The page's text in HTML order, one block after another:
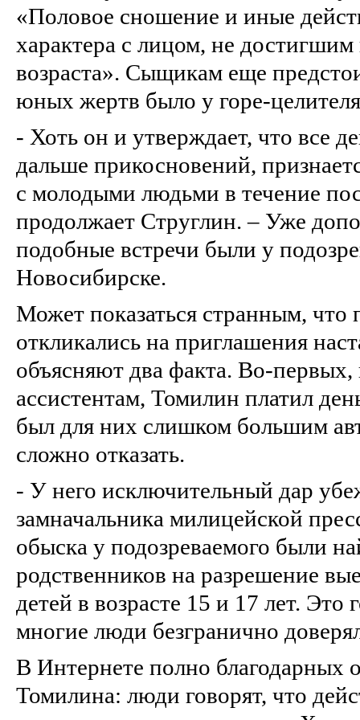
«Половое сношение и иные
характера с лицом, не достигшим
возраста». Сыщикам еще
юных жертв было у горе-
- Хоть он и утверждает, что все
дальше прикосновений,
с молодыми людьми в течение
продолжает Струглин. – Уже
подобные встречи были у
Новосибирске.
Может показаться странным, что
откликались на приглашения
объясняют два факта. Во-
ассистентам, Томилин платил
был для них слишком большим
сложно отказать.
- У него исключительный дар
замначальника милицейской
обыска у подозреваемого были
родственников на разрешение
детей в возрасте 15 и 17 лет. Это
многие люди безгранично
В Интернете полно благодарных
Томилина: люди говорят, что